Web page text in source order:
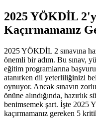
2025 YÖKDİL
Kaçırmamanız
2025 YÖKDİL 2 sınavına
önemli bir adım. Bu sınav,
eğitim programlarına
atanırken dil yeterliliğinizi
oynuyor. Ancak sınavın
önüne alındığında, hazırlık
benimsemek şart. İşte 2025
kaçırmamanız gereken 5